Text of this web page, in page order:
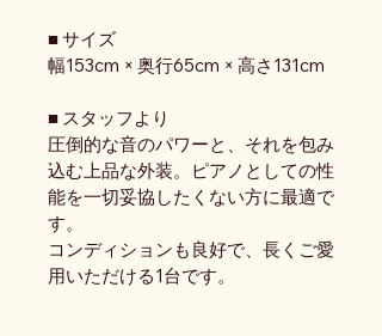
■ サイズ
幅153cm × 奥行65cm × 高さ131cm
■ スタッフより
圧倒的な音のパワーと、それを包み
込む上品な外装。ピアノとしての性
能を一切妥協したくない方に最適で
す。
コンディションも良好で、長くご愛
用いただける1台です。